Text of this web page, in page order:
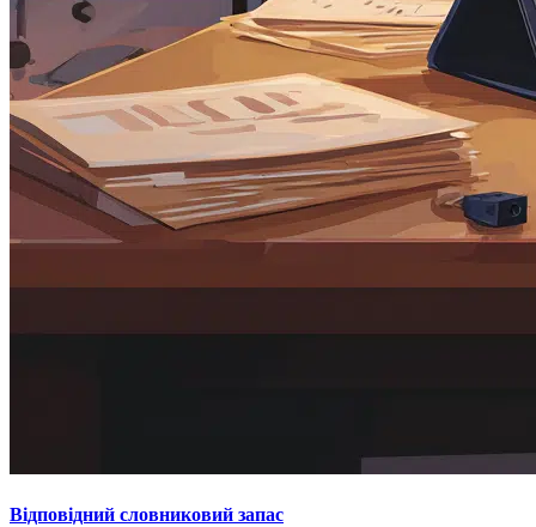
Відповідний словниковий запас